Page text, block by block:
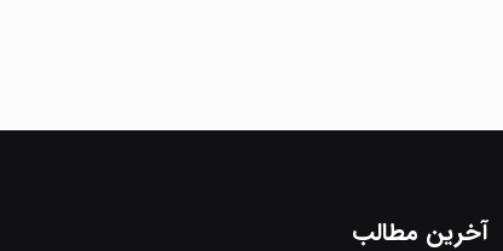
آخرین مطالب